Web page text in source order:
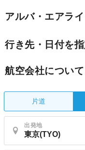
アルバ・エアラ
行き先・日付を
航空会社について
片道
出発地